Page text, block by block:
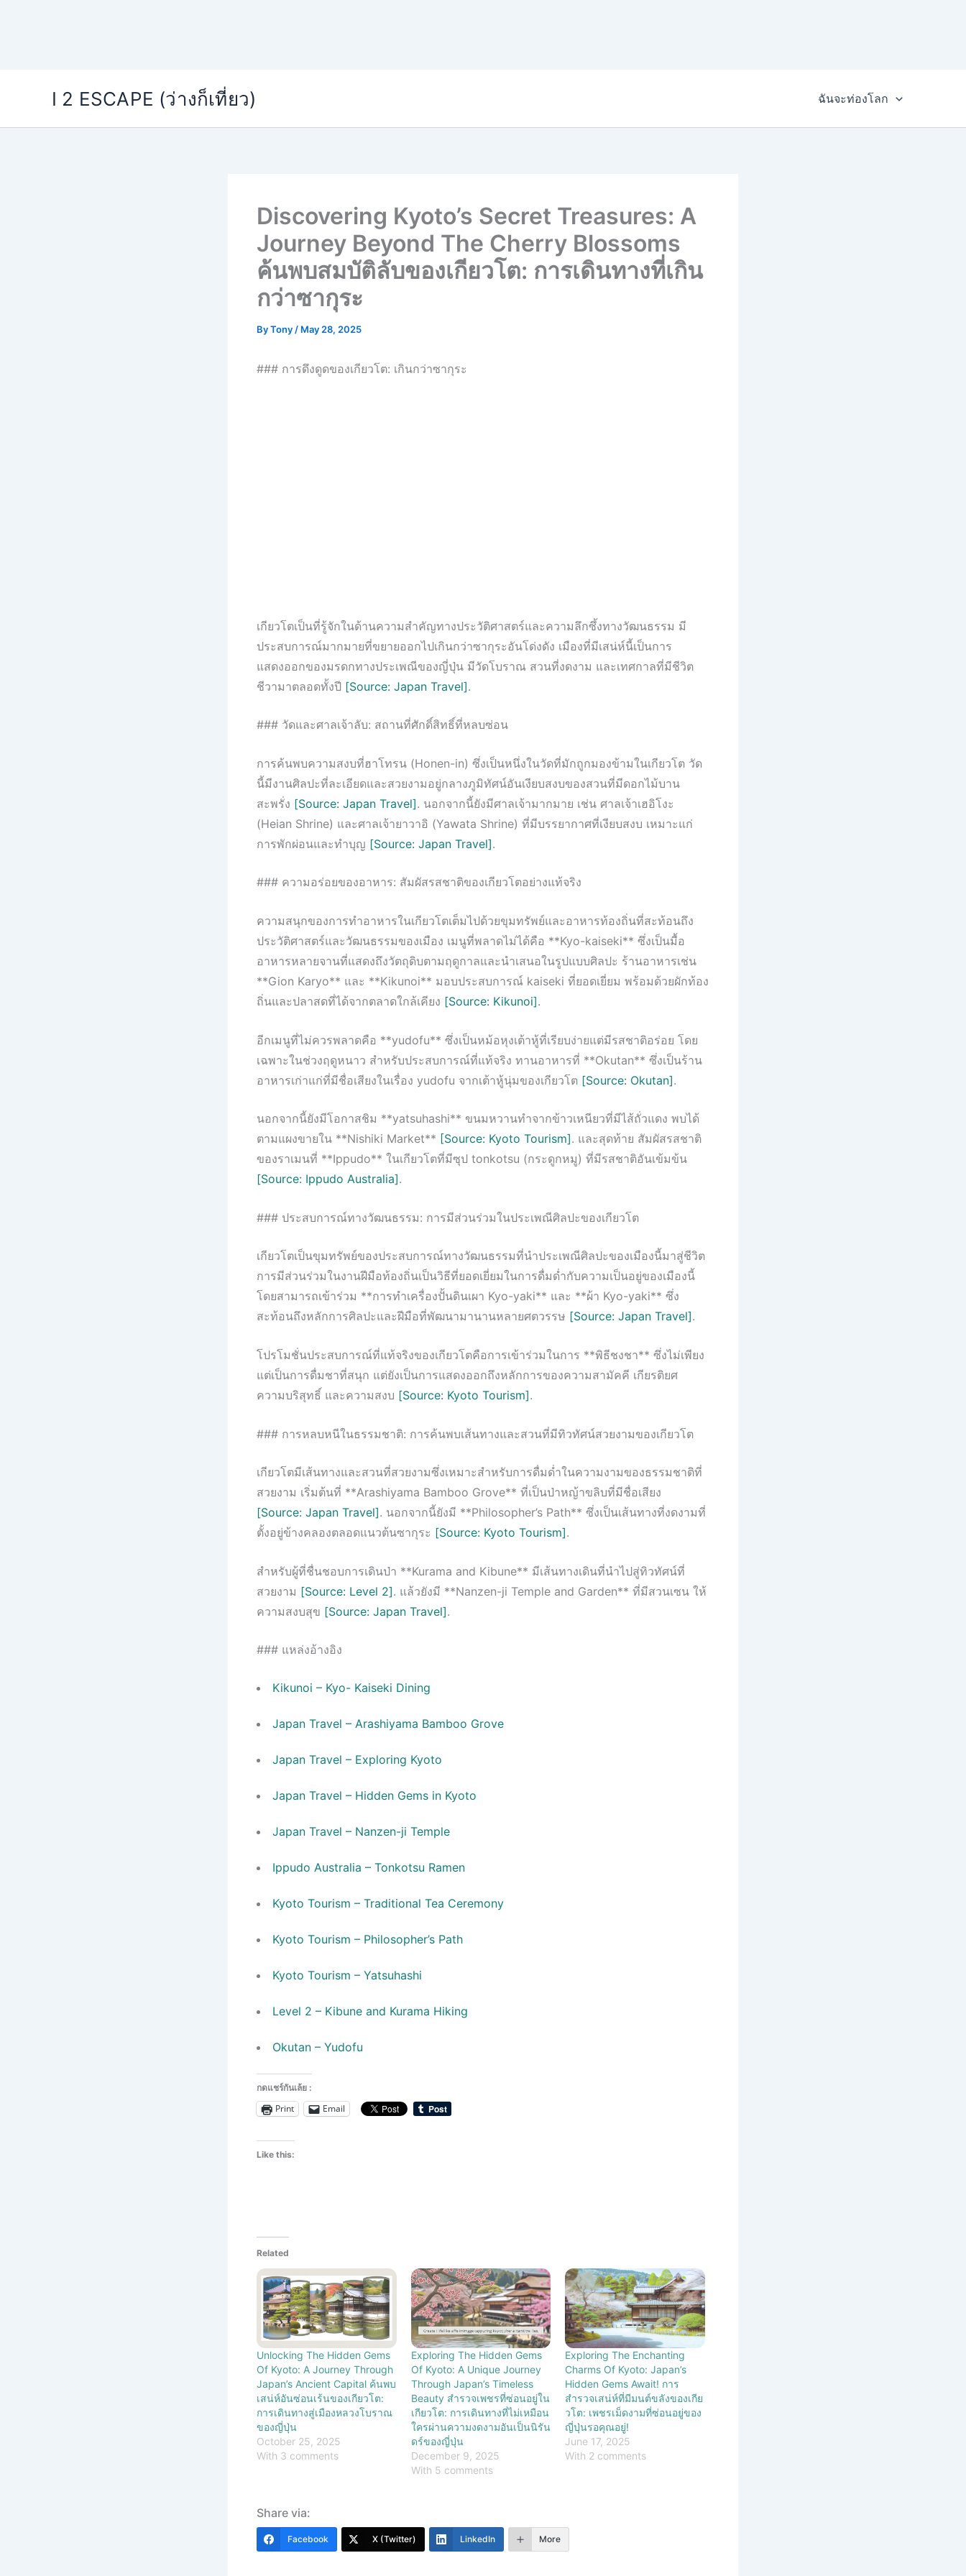
I 2 ESCAPE (ว่างก็เที่ยว) ฉันจะท่องโลก
Discovering Kyoto’s Secret Treasures: A
Journey Beyond The Cherry Blossoms
ค้นพบสมบัติลับของเกียวโต: การเดินทางที่เกิน
กว่าซากุระ
ByTony / May 28, 2025
### การดึงดูดของเกียวโต: เกินกว่าซากุระ
เกียวโตเป็นที่รู้จักในด้านความสำคัญทางประวัติศาสตร์และความลึกซึ้งทางวัฒนธรรม มี
ประสบการณ์มากมายที่ขยายออกไปเกินกว่าซากุระอันโด่งดัง เมืองที่มีเสน่ห์นี้เป็นการ
แสดงออกของมรดกทางประเพณีของญี่ปุ่น มีวัดโบราณ สวนที่งดงาม และเทศกาลที่มีชีวิต
ชีวามาตลอดทั้งปี [Source: Japan Travel].
### วัดและศาลเจ้าลับ: สถานที่ศักดิ์สิทธิ์ที่หลบซ่อน
การค้นพบความสงบที่ฮาโทรน (Honen-in) ซึ่งเป็นหนึ่งในวัดที่มักถูกมองข้ามในเกียวโต วัด
นี้มีงานศิลปะที่ละเอียดและสวยงามอยู่กลางภูมิทัศน์อันเงียบสงบของสวนที่มีดอกไม้บาน
สะพรั่ง [Source: Japan Travel]. นอกจากนี้ยังมีศาลเจ้ามากมาย เช่น ศาลเจ้าเฮอิโงะ
(Heian Shrine) และศาลเจ้ายาวาอิ (Yawata Shrine) ที่มีบรรยากาศที่เงียบสงบ เหมาะแก่
การพักผ่อนและทำบุญ [Source: Japan Travel].
### ความอร่อยของอาหาร: สัมผัสรสชาติของเกียวโตอย่างแท้จริง
ความสนุกของการทำอาหารในเกียวโตเต็มไปด้วยขุมทรัพย์และอาหารท้องถิ่นที่สะท้อนถึง
ประวัติศาสตร์และวัฒนธรรมของเมือง เมนูที่พลาดไม่ได้คือ **Kyo-kaiseki** ซึ่งเป็นมื้อ
อาหารหลายจานที่แสดงถึงวัตถุดิบตามฤดูกาลและนำเสนอในรูปแบบศิลปะ ร้านอาหารเช่น
**Gion Karyo** และ **Kikunoi** มอบประสบการณ์ kaiseki ที่ยอดเยี่ยม พร้อมด้วยผักท้อง
ถิ่นและปลาสดที่ได้จากตลาดใกล้เคียง [Source: Kikunoi].
อีกเมนูที่ไม่ควรพลาดคือ **yudofu** ซึ่งเป็นหม้อหุงเต้าหู้ที่เรียบง่ายแต่มีรสชาติอร่อย โดย
เฉพาะในช่วงฤดูหนาว สำหรับประสบการณ์ที่แท้จริง ทานอาหารที่ **Okutan** ซึ่งเป็นร้าน
อาหารเก่าแก่ที่มีชื่อเสียงในเรื่อง yudofu จากเต้าหู้นุ่มของเกียวโต [Source: Okutan].
นอกจากนี้ยังมีโอกาสชิม **yatsuhashi** ขนมหวานทำจากข้าวเหนียวที่มีไส้ถั่วแดง พบได้
ตามแผงขายใน **Nishiki Market** [Source: Kyoto Tourism]. และสุดท้าย สัมผัสรสชาติ
ของราเมนที่ **Ippudo** ในเกียวโตที่มีซุป tonkotsu (กระดูกหมู) ที่มีรสชาติอันเข้มข้น
[Source: Ippudo Australia].
### ประสบการณ์ทางวัฒนธรรม: การมีส่วนร่วมในประเพณีศิลปะของเกียวโต
เกียวโตเป็นขุมทรัพย์ของประสบการณ์ทางวัฒนธรรมที่นำประเพณีศิลปะของเมืองนี้มาสู่ชีวิต
การมีส่วนร่วมในงานฝีมือท้องถิ่นเป็นวิธีที่ยอดเยี่ยมในการดื่มด่ำกับความเป็นอยู่ของเมืองนี้
โดยสามารถเข้าร่วม **การทำเครื่องปั้นดินเผา Kyo-yaki** และ **ผ้า Kyo-yaki** ซึ่ง
สะท้อนถึงหลักการศิลปะและฝีมือที่พัฒนามานานหลายศตวรรษ [Source: Japan Travel].
โปรโมชั่นประสบการณ์ที่แท้จริงของเกียวโตคือการเข้าร่วมในการ **พิธีชงชา** ซึ่งไม่เพียง
แต่เป็นการดื่มชาที่สนุก แต่ยังเป็นการแสดงออกถึงหลักการของความสามัคคี เกียรติยศ
ความบริสุทธิ์ และความสงบ [Source: Kyoto Tourism].
### การหลบหนีในธรรมชาติ: การค้นพบเส้นทางและสวนที่มีทิวทัศน์สวยงามของเกียวโต
เกียวโตมีเส้นทางและสวนที่สวยงามซึ่งเหมาะสำหรับการดื่มด่ำในความงามของธรรมชาติที่
สวยงาม เริ่มต้นที่ **Arashiyama Bamboo Grove** ที่เป็นป่าหญ้าขลิบที่มีชื่อเสียง
[Source: Japan Travel]. นอกจากนี้ยังมี **Philosopher’s Path** ซึ่งเป็นเส้นทางที่งดงามที่
ตั้งอยู่ข้างคลองตลอดแนวต้นซากุระ [Source: Kyoto Tourism].
สำหรับผู้ที่ชื่นชอบการเดินป่า **Kurama and Kibune** มีเส้นทางเดินที่นำไปสู่ทิวทัศน์ที่
สวยงาม [Source: Level 2]. แล้วยังมี **Nanzen-ji Temple and Garden** ที่มีสวนเซน ให้
ความสงบสุข [Source: Japan Travel].
### แหล่งอ้างอิง
Kikunoi – Kyo- Kaiseki Dining
Japan Travel – Arashiyama Bamboo Grove
Japan Travel – Exploring Kyoto
Japan Travel – Hidden Gems in Kyoto
Japan Travel – Nanzen-ji Temple
Ippudo Australia – Tonkotsu Ramen
Kyoto Tourism – Traditional Tea Ceremony
Kyoto Tourism – Philosopher’s Path
Kyoto Tourism – Yatsuhashi
Level 2 – Kibune and Kurama Hiking
Okutan – Yudofu
กดแชร์กันเล้ย :
Print Email
Like this:
Related
Unlocking The Hidden Gems
Of Kyoto: A Journey Through
Japan’s Ancient Capital ค้นพบ
เสน่ห์อันซ่อนเร้นของเกียวโต:
การเดินทางสู่เมืองหลวงโบราณ
ของญี่ปุ่น
October 25, 2025
With 3 comments
Exploring The Hidden Gems
Of Kyoto: A Unique Journey
Through Japan’s Timeless
Beauty สำรวจเพชรที่ซ่อนอยู่ใน
เกียวโต: การเดินทางที่ไม่เหมือน
ใครผ่านความงดงามอันเป็นนิรัน
ดร์ของญี่ปุ่น
December 9, 2025
With 5 comments
Exploring The Enchanting
Charms Of Kyoto: Japan’s
Hidden Gems Await! การ
สำรวจเสน่ห์ที่มีมนต์ขลังของเกีย
วโต: เพชรเม็ดงามที่ซ่อนอยู่ของ
ญี่ปุ่นรอคุณอยู่!
June 17, 2025
With 2 comments
Share via:
Facebook X (Twitter) LinkedIn More